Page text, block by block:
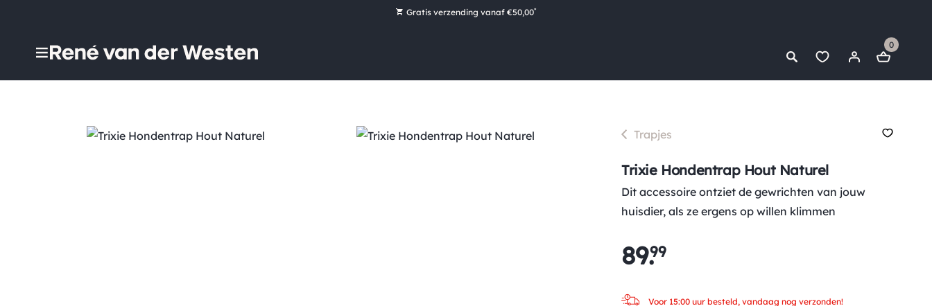
Gratis verzending vanaf €50,00*
0
Trapjes
Trixie Hondentrap Hout Naturel
Dit accessoire ontziet de gewrichten van jouw
huisdier, als ze ergens op willen klimmen
89.99
Voor 15:00 uur besteld, vandaag nog verzonden!